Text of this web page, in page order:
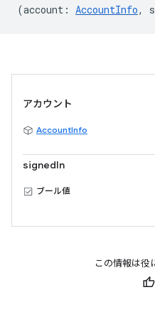
(account : AccountInfo,
アカウント
AccountInfo
signedIn
ブール値
この情報は役